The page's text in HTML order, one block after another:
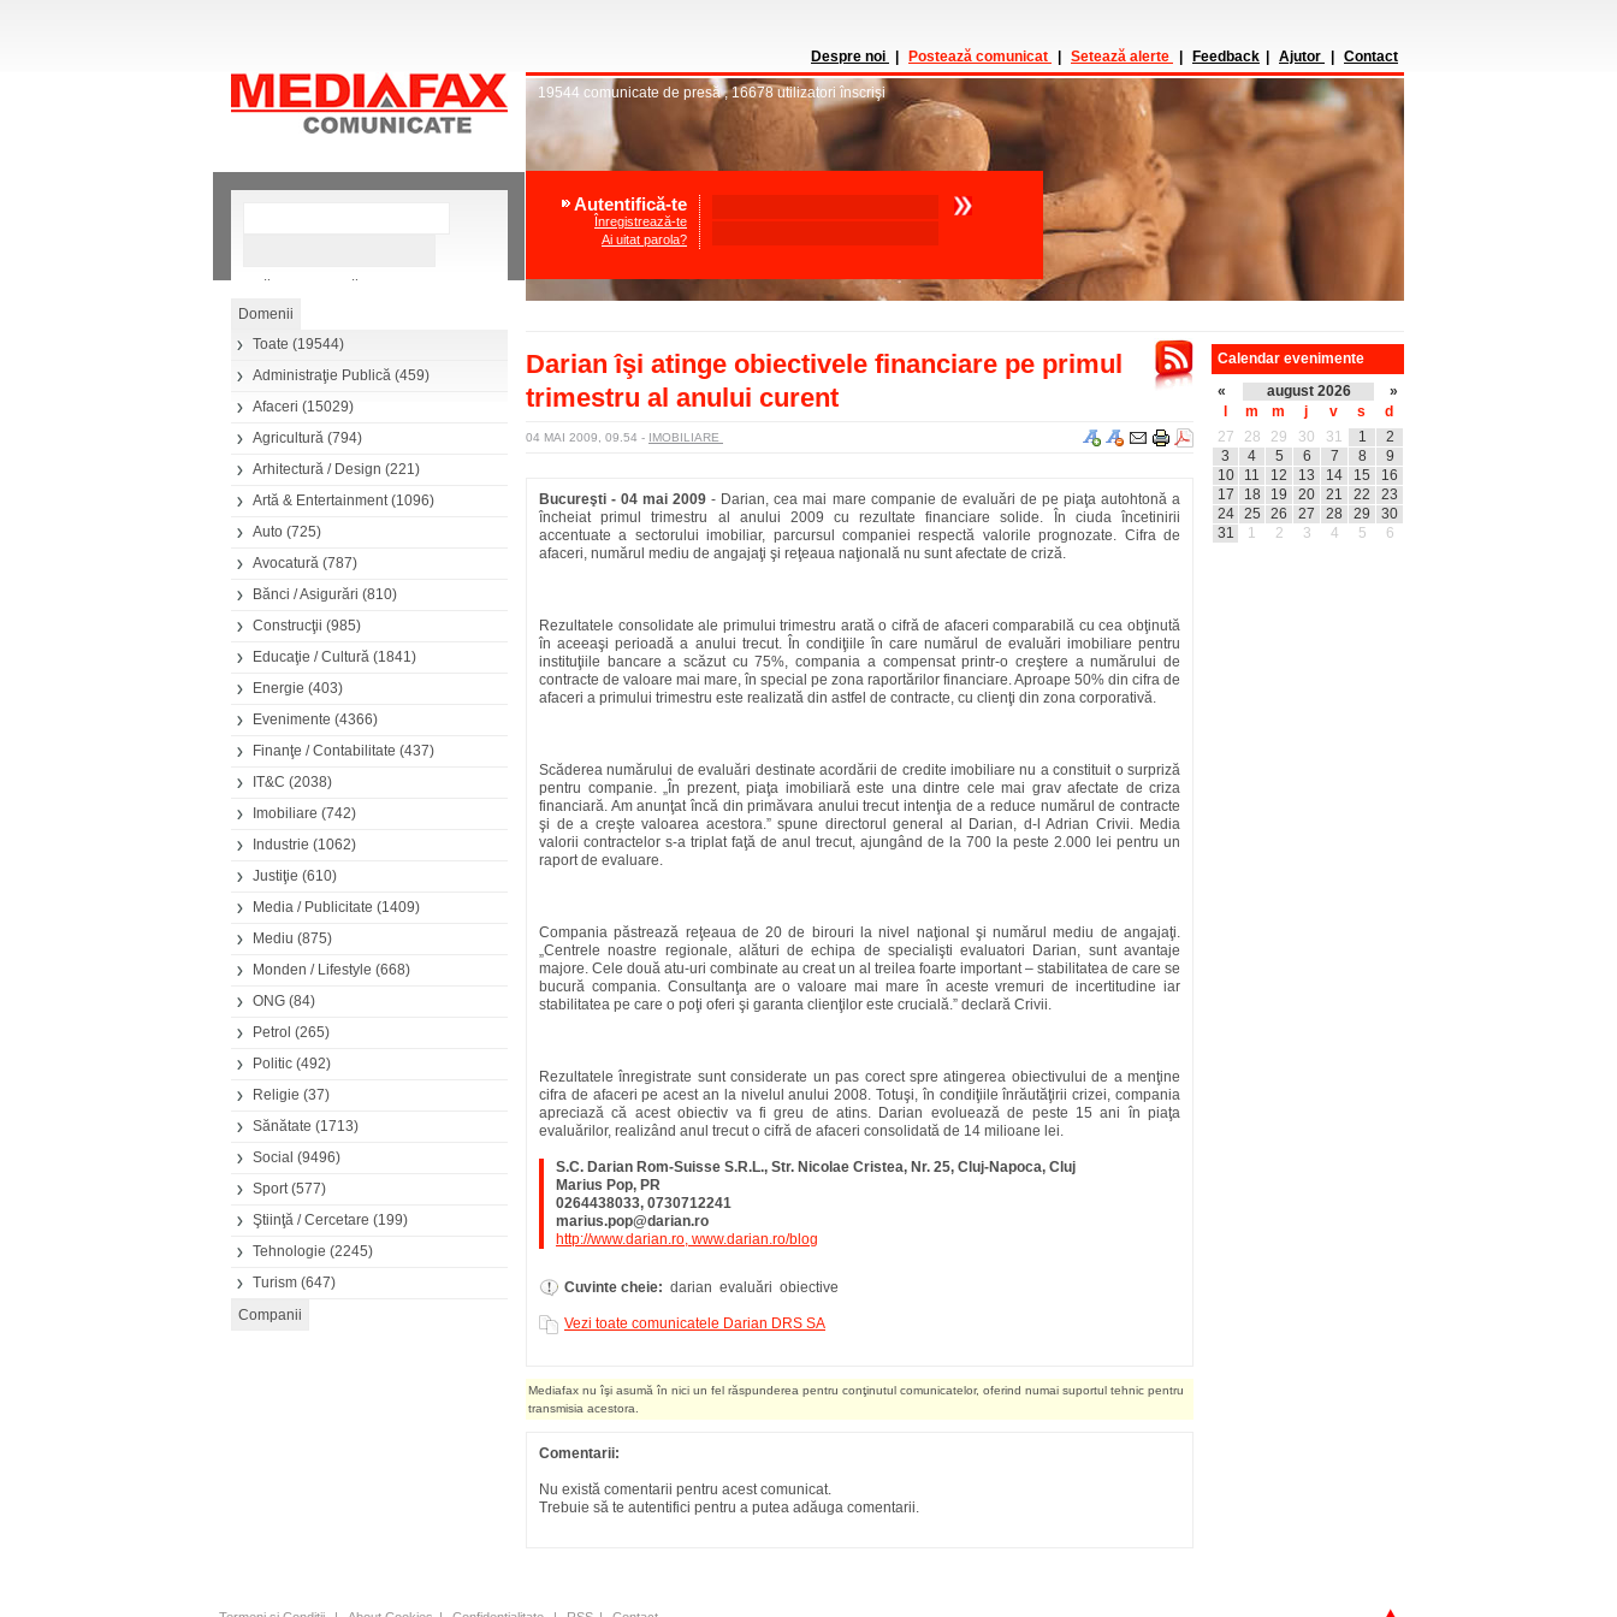
Căutare avansată
Toate (19544)
Administraţie Publică (459)
Afaceri (15029)
Agricultură (794)
Arhitectură / Design (221)
Artă & Entertainment(1096)
Auto (725)
Avocatură (787)
Bănci / Asigurări (810)
Construcţii (985)
Educaţie / Cultură (1841)
Energie (403)
Evenimente (4366)
Finanţe / Contabilitate (437)
IT&C (2038)
Imobiliare (742)
Industrie (1062)
Justiţie (610)
Media / Publicitate (1409)
Mediu (875)
Monden / Lifestyle (668)
ONG (84)
Petrol (265)
Politic (492)
Religie (37)
Sănătate (1713)
Social (9496)
Sport(577)
Ştiinţă / Cercetare (199)
Tehnologie (2245)
Turism (647)
Despre noi Postează comunicat Setează alerte Feedback Ajutor Contact
19544 comunicate de presă,16678 utilizatori înscrişi
Autentifică-te
Înregistrează-te
Ai uitat parola?
Darian îşi atinge obiectivele financiare pe primul
trimestru al anului curent
04 MAI 2009, 09.54 - IMOBILIARE
Bucureşti - 04 mai 2009 - Darian, cea mai mare companie de evaluări de pe piaţa autohtonă a
încheiat primul trimestru al anului 2009 cu rezultate financiare solide. În ciuda încetinirii
accentuate a sectorului imobiliar, parcursul companiei respectă valorile prognozate. Cifra de
afaceri, numărul mediu de angajaţi şi reţeaua naţională nu sunt afectate de criză.
Rezultatele consolidate ale primului trimestru arată o cifră de afaceri comparabilă cu cea obţinută
în aceeaşi perioadă a anului trecut. În condiţiile în care numărul de evaluări imobiliare pentru
instituţiile bancare a scăzut cu 75%, compania a compensat printr-o creştere a numărului de
contracte de valoare mai mare, în special pe zona raportărilor financiare. Aproape 50% din cifra de
afaceri a primului trimestru este realizată din astfel de contracte, cu clienţi din zona corporativă.
Scăderea numărului de evaluări destinate acordării de credite imobiliare nu a constituit o surpriză
pentru companie. „În prezent, piaţa imobiliară este una dintre cele mai grav afectate de criza
financiară. Am anunţat încă din primăvara anului trecut intenţia de a reduce numărul de contracte
şi de a creşte valoarea acestora.” spune directorul general al Darian, d-l Adrian Crivii. Media
valorii contractelor s-a triplat faţă de anul trecut, ajungând de la 700 la peste 2.000 lei pentru un
raport de evaluare.
Compania păstrează reţeaua de 20 de birouri la nivel naţional şi numărul mediu de angajaţi.
„Centrele noastre regionale, alături de echipa de specialişti evaluatori Darian, sunt avantaje
majore. Cele două atu-uri combinate au creat un al treilea foarte important – stabilitatea de care se
bucură compania. Consultanţa are o valoare mai mare în aceste vremuri de incertitudine iar
stabilitatea pe care o poţi oferi şi garanta clienţilor este crucială.” declară Crivii.
Rezultatele înregistrate sunt considerate un pas corect spre atingerea obiectivului de a menţine
cifra de afaceri pe acest an la nivelul anului 2008. Totuşi, în condiţiile înrăutăţirii crizei, compania
apreciază că acest obiectiv va fi greu de atins. Darian evoluează de peste 15 ani în piaţa
evaluărilor, realizând anul trecut o cifră de afaceri consolidată de 14 milioane lei.
S.C. Darian Rom-Suisse S.R.L., Str. Nicolae Cristea, Nr. 25, Cluj-Napoca, Cluj
Marius Pop, PR
0264438033, 0730712241
marius.pop@darian.ro
http://www.darian.ro, www.darian.ro/blog
Cuvinte cheie: darian evaluări obiective
Vezi toate comunicatele Darian DRS SA
Mediafax nu îşi asumă în nici un fel răspunderea pentru conţinutul comunicatelor, oferind numai suportul tehnic pentru
transmisia acestora.
Comentarii:
Nu există comentarii pentru acest comunicat.
Trebuie să te autentifici pentru a putea adăuga comentarii.
Calendar evenimente
«
august 2026
»
m m j v s
d
27
28 29 30 31 1
2
3
4 5 6 7 8
9
10
11 12 13 14 15
16
17
18 19 20 21 22
23
24
25 26 27 28 29
30
31
1 2 3 4 5 6